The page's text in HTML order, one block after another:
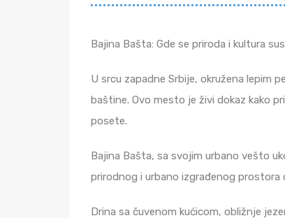
Bajina Bašta: Gde se priroda i kultura
U srcu zapadne Srbije, okružena lepim
baštine. Ovo mesto je živi dokaz kako
posete.
Bajina Bašta, sa svojim urbano vešto
prirodnog i urbano izgrađenog
Drina sa čuvenom kućicom, obližnje